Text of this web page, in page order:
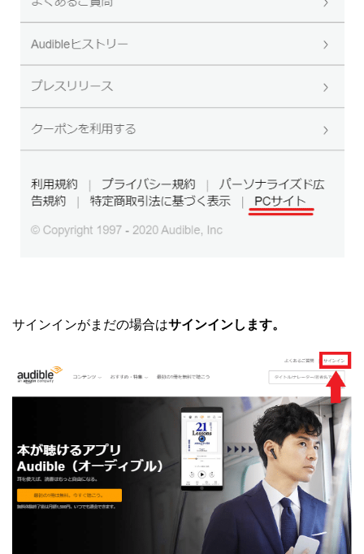
サインインがまだの場合はサインインします。